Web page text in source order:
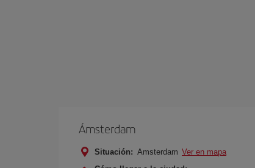
Ámsterdam
Situación: Amsterdam Ver en mapa